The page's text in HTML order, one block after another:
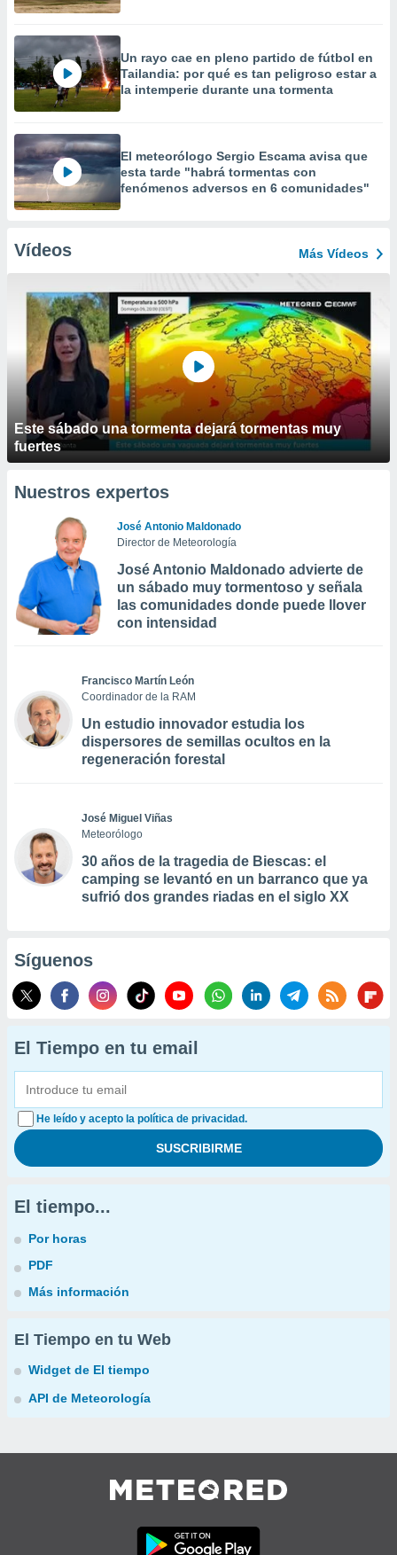
Un rayo cae en pleno partido de fútbol en
Tailandia: por qué es tan peligroso estar a
la intemperie durante una tormenta
El meteorólogo Sergio Escama avisa que
esta tarde "habrá tormentas con
fenómenos adversos en 6 comunidades"
Vídeos Más Vídeos
Este sábado una tormenta dejará tormentas muy
fuertes
Nuestros expertos
José Antonio Maldonado
Director de Meteorología
José Antonio Maldonado advierte de
un sábado muy tormentoso y señala
las comunidades donde puede llover
con intensidad
Francisco Martín León
Coordinador de la RAM
Un estudio innovador estudia los
dispersores de semillas ocultos en la
regeneración forestal
José Miguel Viñas
Meteorólogo
30 años de la tragedia de Biescas: el
camping se levantó en un barranco que ya
sufrió dos grandes riadas en el siglo XX
Síguenos
El Tiempo en tu email
He leído y acepto la política de privacidad.
El tiempo...
Por horas
PDF
Más información
El Tiempo en tu Web
Widget de El tiempo
API de Meteorología